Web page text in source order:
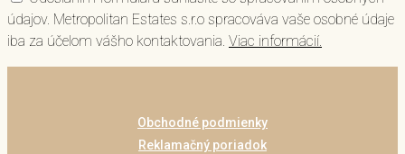
údajov. Metropolitan Estates s.r.o spracováva vaše osobné údaje
iba za účelom vášho kontaktovania. Viac informácií.
Obchodné podmienky
Reklamačný poriadok